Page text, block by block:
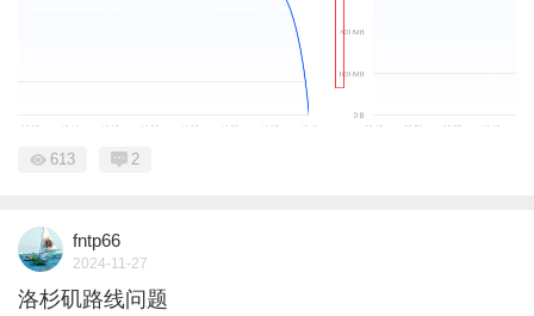
613 2
fntp66
2024-11-27
洛杉矶路线问题